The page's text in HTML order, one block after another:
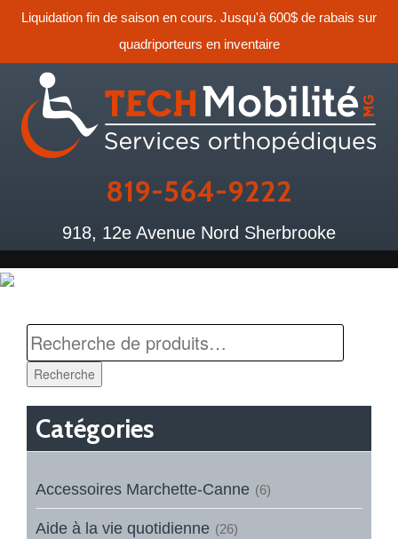
Liquidation fin de saison en cours. Jusqu'à 600$ de rabais sur
quadriporteurs en inventaire
819-564-9222
918, 12e Avenue Nord Sherbrooke
Recherche
Catégories
Accessoires Marchette-Canne (6)
Aide à la vie quotidienne (26)